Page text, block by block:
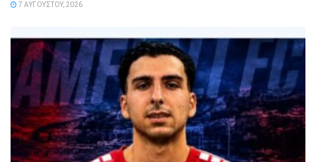
7 ΑΥΓΟΎΣΤΟΥ, 2026